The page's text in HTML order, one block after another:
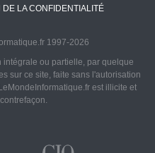
LA CONFIDENTIALITÉ
1997-2026
ou partielle, par quelque
sur ce site, faite sans l'autorisation
est illicite et